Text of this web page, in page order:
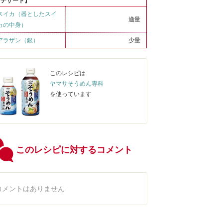
イカ（器としたスイ
の中身）
適量
ラザン（銀） 少量
このレシピは
ヤマサそうめん専科
を使っています
このレシピに対するコメント
メントはありません